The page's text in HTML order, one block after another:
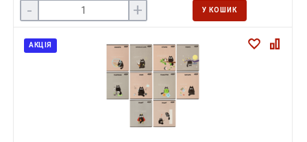
- + У КОШИК
АКЦІЯ